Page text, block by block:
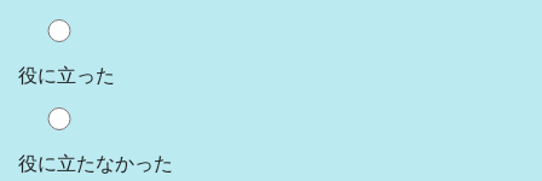
役に立った
役に立たなかった